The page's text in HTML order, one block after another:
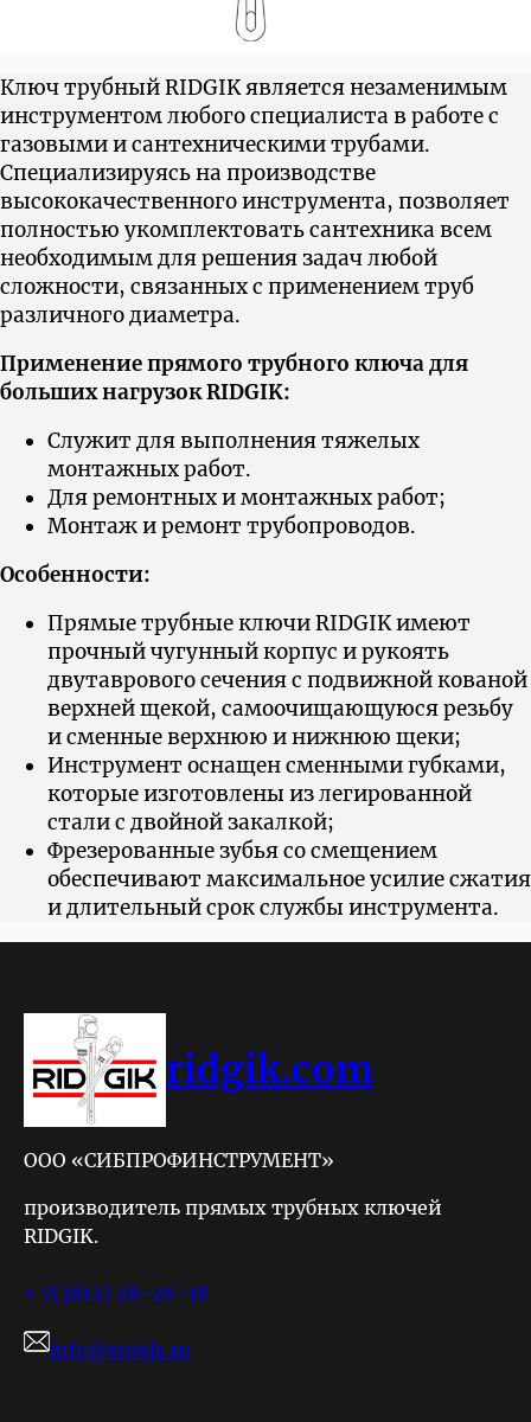
Ключ трубный RIDGIK является незаменимым
инструментом любого специалиста в работе с
газовыми и сантехническими трубами.
Cпециализируясь на производстве
высококачественного инструмента, позволяет
полностью укомплектовать сантехника всем
необходимым для решения задач любой
сложности, связанных с применением труб
различного диаметра.
Применение прямого трубного ключа для
больших нагрузок RIDGIK:
Служит для выполнения тяжелых
монтажных работ.
Для ремонтных и монтажных работ;
Монтаж и ремонт трубопроводов.
Особенности:
Прямые трубные ключи RIDGIK имеют
прочный чугунный корпус и рукоять
двутаврового сечения с подвижной кованой
верхней щекой, самоочищающуюся резьбу
и сменные верхнюю и нижнюю щеки;
Инструмент оснащен сменными губками,
которые изготовлены из легированной
стали с двойной закалкой;
Фрезерованные зубья со смещением
обеспечивают максимальное усилие сжатия
и длительный срок службы инструмента.
ridgik.com
ООО «СИБПРОФИНСТРУМЕНТ»
производитель прямых трубных ключей
RIDGIK.
+ 7(3812) 28-26-18
info@stools.su